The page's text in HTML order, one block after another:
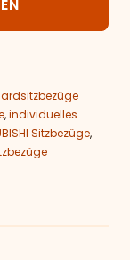
,individuelles
Sitzbezüge,